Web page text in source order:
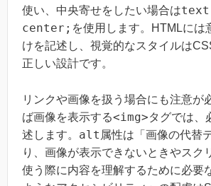
使い、中央寄せをしたい場合は
center; を使用します。HTMLには
けを記述し、視覚的なスタイルは
正しい設計です。
リンクや画像を扱う場合にも注意が
ば画像を表示する<img>タグでは、
述します。 alt 属性は「画像の代替
り、画像が表示できないときやスク
使う際に内容を理解するために必要